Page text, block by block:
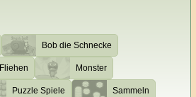
Bob die Schnecke
Fliehen Monster
Puzzle Spiele Sammeln